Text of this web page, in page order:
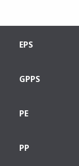
EPS
GPPS
PE
РР